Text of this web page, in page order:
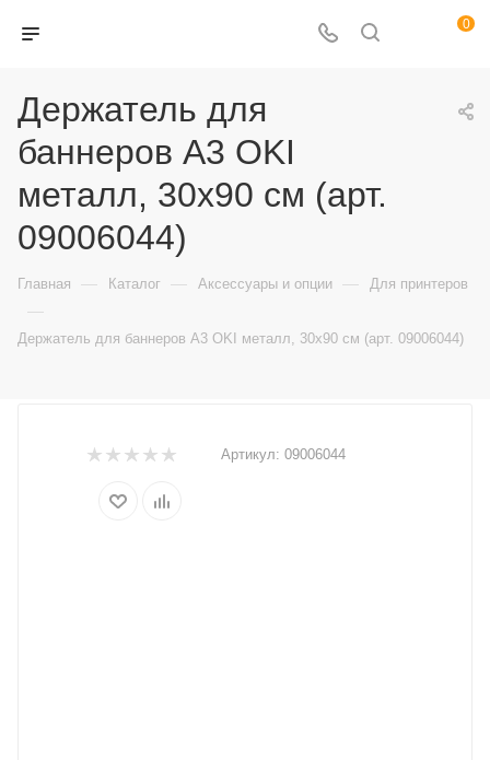
0
Держатель для
баннеров А3 OKI
металл, 30х90 см (арт.
09006044)
Главная — Каталог — Аксессуары и опции — Для принтеров
—
Держатель для баннеров А3 OKI металл, 30х90 см (арт. 09006044)
Артикул: 09006044